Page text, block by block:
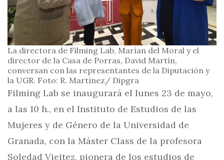
La directora de Filming Lab, Marían del Moral y el
director de la Casa de Porras, David Martín,
conversan con las representantes de la Diputación y
la UGR. Foto: R. Martínez/ Dipgra
Filming Lab se inaugurará el lunes 23 de mayo,
a las 10 h., en el Instituto de Estudios de las
Mujeres y de Género de la Universidad de
Granada, con la Máster Class de la profesora
Soledad Vieitez, pionera de los estudios de